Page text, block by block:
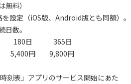
無料）
設定（iOS版、Android版とも同額）。
数。
180日 365日
円 5,400円 9,800円
刻表」アプリのサービス開始にあた